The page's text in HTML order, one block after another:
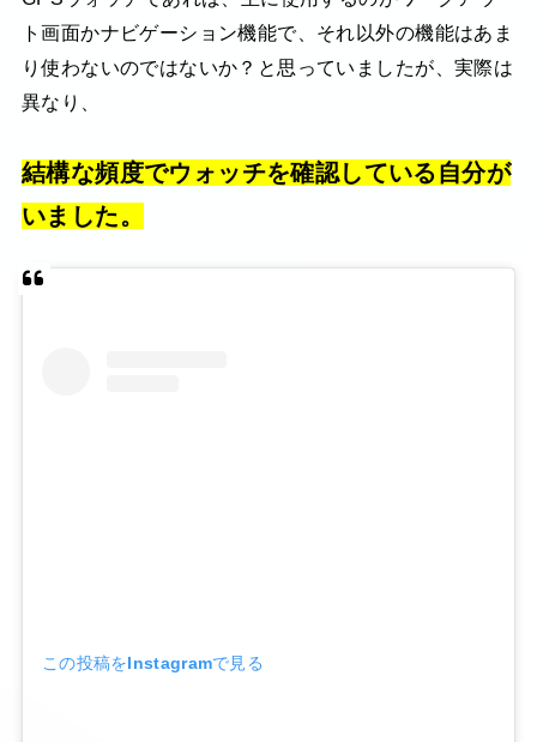
ト画面かナビゲーション機能で、それ以外の機能はあま
り使わないのではないか？と思っていましたが、実際は
異なり、
結構な頻度でウォッチを確認している自分が
いました。
この投稿をInstagramで見る